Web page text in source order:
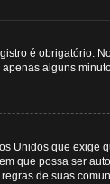
é obrigatório.
alguns
Unidos que
que possa ser
de suas